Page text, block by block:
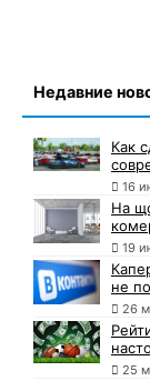
Недавние
Как
16
На
19
не
26
25